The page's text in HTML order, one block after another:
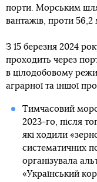
порти. Морським
вантажів, проти 56,2
З 15 березня 2024
проходить через
в цілодобовому
аграрної та іншої
Тимчасовий
2023-го, після
які ходили
систематичних
організувала
«Український